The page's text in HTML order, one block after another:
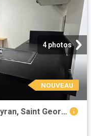
4 photos
NOUVEAU
Location House Rue de Courpouyran, Saint Georges d'Orques